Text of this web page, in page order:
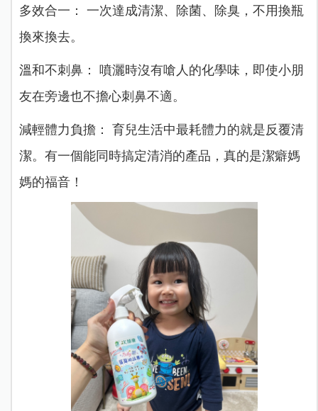
多效合一： 一次達成清潔、除菌、除臭，不用換瓶
換來換去。
溫和不刺鼻： 噴灑時沒有嗆人的化學味，即使小朋
友在旁邊也不擔心刺鼻不適。
減輕體力負擔： 育兒生活中最耗體力的就是反覆清
潔。有一個能同時搞定清消的產品，真的是潔癖媽
媽的福音！